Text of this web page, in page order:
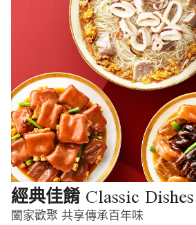
經典佳餚 Classic Dishes
闔家歡聚 共享傳承百年味